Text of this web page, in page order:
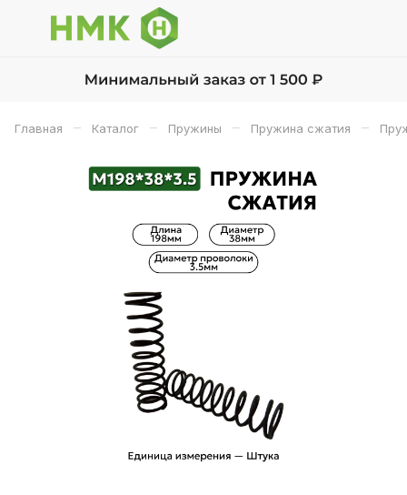
Главная – Каталог – Пружины – Пружина сжатия –